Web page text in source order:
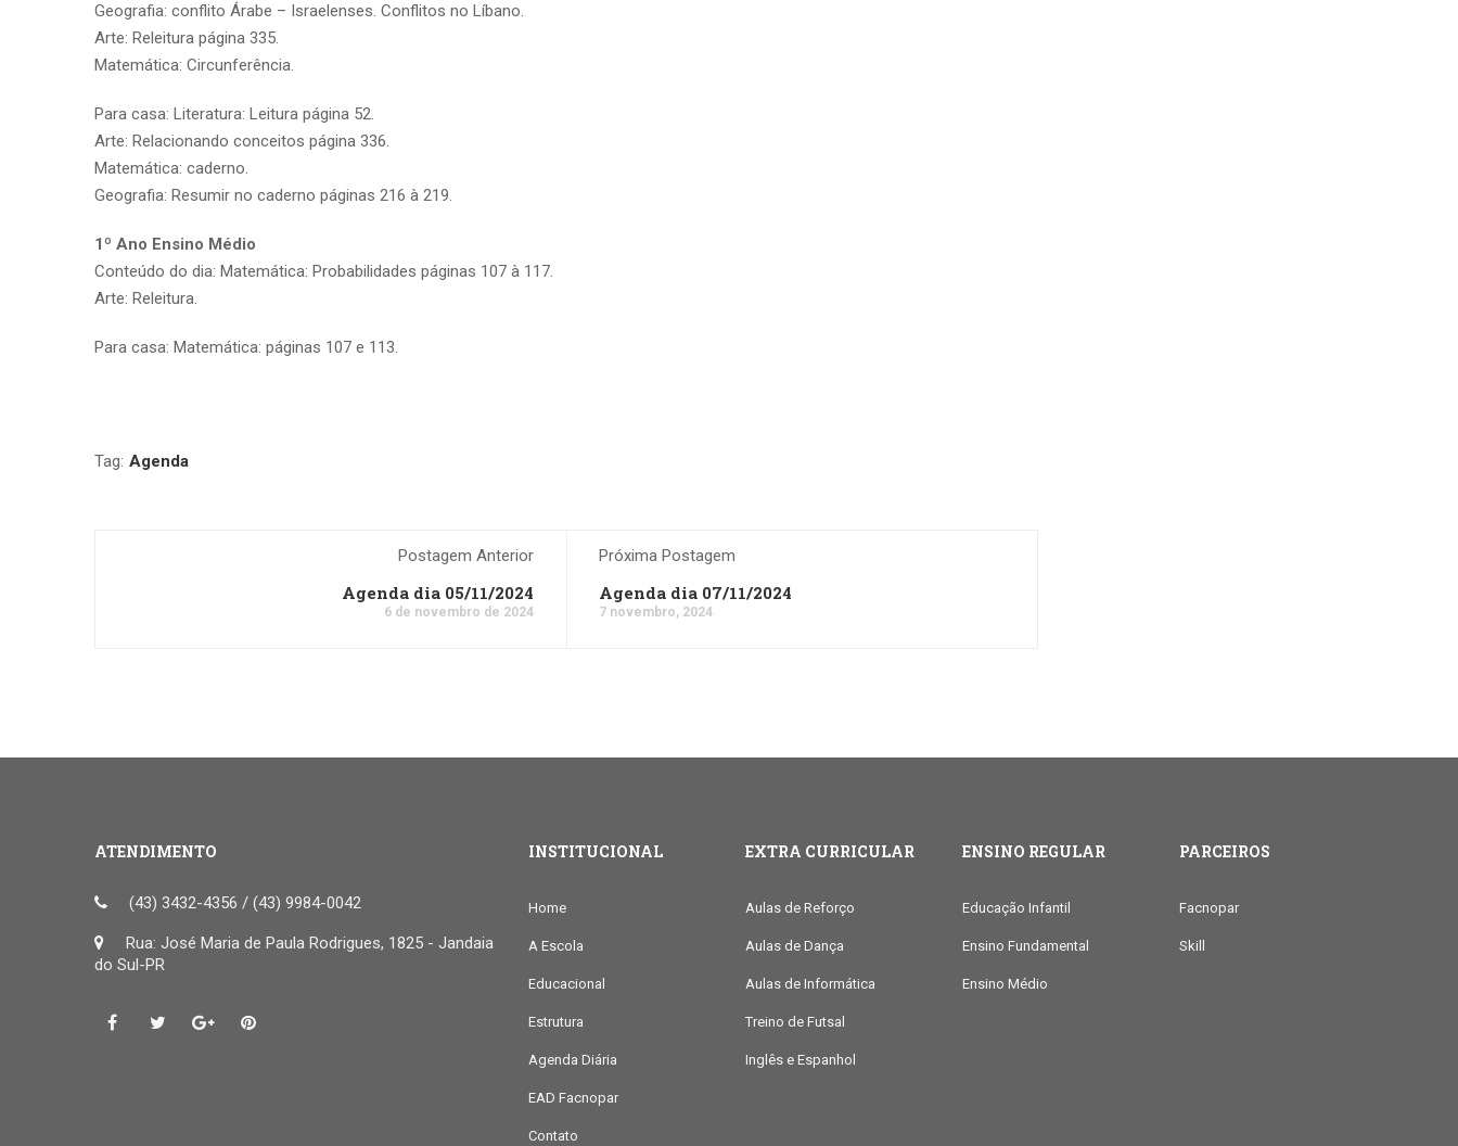
Geografia: conflito Árabe – Israelenses. Conflitos no Líbano.
Arte: Releitura página 335.
Matemática: Circunferência.
Para casa: Literatura: Leitura página 52.
Arte: Relacionando conceitos página 336.
Matemática: caderno.
Geografia: Resumir no caderno páginas 216 à 219.
1º Ano Ensino Médio
Conteúdo do dia: Matemática: Probabilidades páginas 107 à 117.
Arte: Releitura.
Para casa: Matemática: páginas 107 e 113.
Tag: Agenda
Postagem Anterior
Agenda dia 05/11/2024
6 de novembro de 2024
Próxima Postagem
Agenda dia 07/11/2024
7 novembro, 2024
ATENDIMENTO
(43) 3432-4356 / (43) 9984-0042
Rua: José Maria de Paula Rodrigues, 1825 - Jandaia
do Sul-PR
INSTITUCIONAL
Home
A Escola
Educacional
Estrutura
Agenda Diária
EAD Facnopar
Contato
EXTRA CURRICULAR
Aulas de Reforço
Aulas de Dança
Aulas de Informática
Treino de Futsal
Inglês e Espanhol
ENSINO REGULAR
Educação Infantil
Ensino Fundamental
Ensino Médio
PARCEIROS
Facnopar
Skill